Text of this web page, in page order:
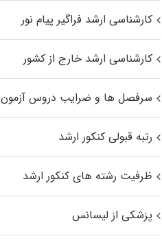
کارشناسی ارشد فراگیر پیام نور
کارشناسی ارشد خارج از کشور
سرفصل ها و ضرایب دروس آزمون
رتبه قبولی کنکور ارشد
ظرفیت رشته های کنکور ارشد
پزشکی از لیسانس